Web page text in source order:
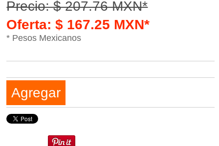
Precio: $ 207.76 MXN*
Oferta: $ 167.25 MXN*
* Pesos Mexicanos
Agregar